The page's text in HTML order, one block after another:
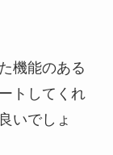
機能のある
トしてくれ
いでしょ